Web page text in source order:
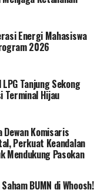
rasio
listrik kepada
BPBL. Kementerian
antara Komisi VII,
PLN dapat terus
selaku Asisten
Kabupaten
pasang baru listrik
Cianjur yang
yang belum
Energi Mahasiswa
2026
Tanjung Sekong
Hijau
Dewan Komisaris
Perkuat Keandalan
Mendukung Pasokan
BUMN di Whoosh!